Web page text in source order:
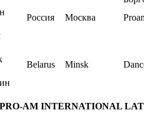
Россия Москва
Belarus Minsk
PRO-AM INTERNATIONAL